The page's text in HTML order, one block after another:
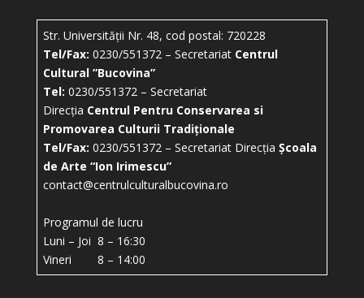
Str. Universității Nr. 48, cod postal: 720228
Tel/Fax: 0230/551372 – Secretariat Centrul
Cultural ”Bucovina”
Tel: 0230/551372 – Secretariat
Direcția Centrul Pentru Conservarea si
Promovarea Culturii Tradiționale
Tel/Fax: 0230/551372 – Secretariat Direcția Școala
de Arte “Ion Irimescu”
contact@centrulculturalbucovina.ro
Programul de lucru
Luni – Joi 8 – 16:30
Vineri 8 – 14:00